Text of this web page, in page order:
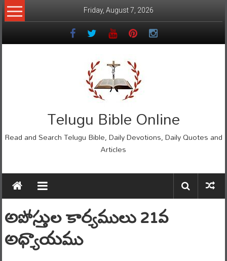
Skip
to
Friday, August 7, 2026
Telugu Bible Online
Read and Search Telugu Bible, Daily Devotions, Daily Quotes and
Articles
అపోస్తుల కార్యములు 21వ
అధ్యాయము